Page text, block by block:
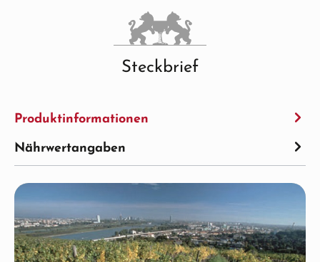
Steckbrief
Produktinformationen
Nährwertangaben